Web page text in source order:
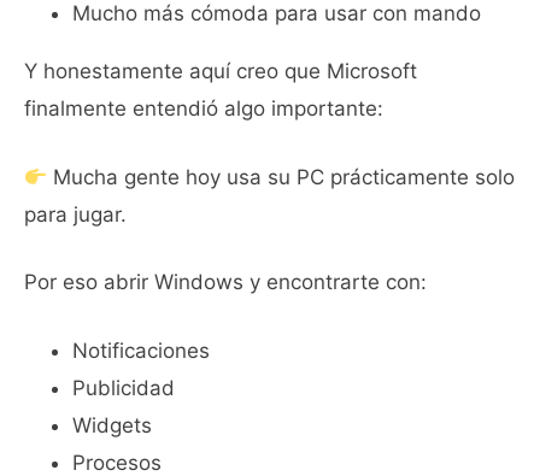
Mucho más cómoda para usar con mando
Y honestamente aquí creo que Microsoft
finalmente entendió algo importante:
Mucha gente hoy usa su PC prácticamente solo
para jugar.
Por eso abrir Windows y encontrarte con:
Notificaciones
Publicidad
Widgets
Procesos